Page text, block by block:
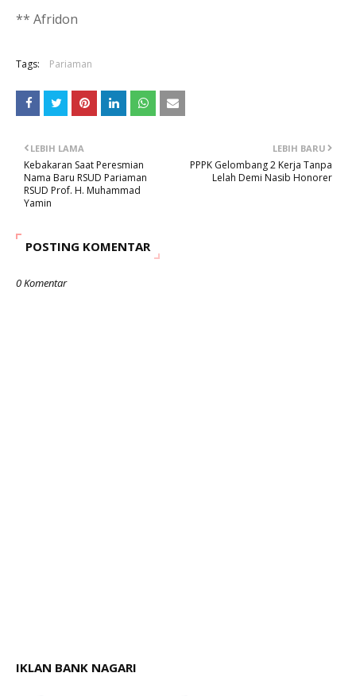
** Afridon
Tags: Pariaman
LEBIH BARU
PPPK Gelombang 2 Kerja Tanpa
Lelah Demi Nasib Honorer
LEBIH LAMA
Kebakaran Saat Peresmian
Nama Baru RSUD Pariaman
RSUD Prof. H. Muhammad
Yamin
POSTING KOMENTAR
0 Komentar
IKLAN BANK NAGARI